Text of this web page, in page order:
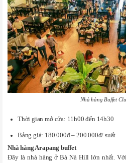
Nhà hàng Buffet
Thời gian mở cửa: 11h00 đến 14h30
Bảng giá: 180.000đ – 200.000đ/ suất
Nhà hàng Arapang buffet
Đây là nhà hàng ở Bà Nà Hill lớn nhất.